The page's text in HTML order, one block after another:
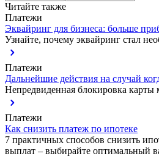
Читайте также
Платежи
Эквайринг для бизнеса: больше
Узнайте, почему эквайринг стал
Платежи
Дальнейшие действия на случай
Непредвиденная блокировка карты
Платежи
Как снизить платеж по ипотеке
7 практичных способов снизить
выплат – выбирайте оптимальный